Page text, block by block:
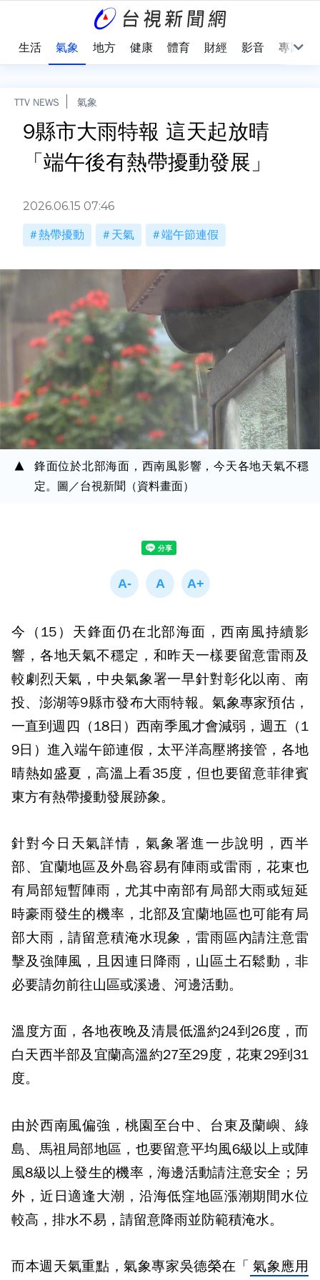
生活 氣象 地方 健康 體育 財經 影音 專題
TTV NEWS 氣象
9縣市大雨特報 這天起放晴
「端午後有熱帶擾動發展」
2026.06.15 07:46
熱帶擾動 天氣 端午節連假
鋒面位於北部海面，西南風影響，今天各地天氣不穩
定。圖／台視新聞（資料畫面）
今（15）天鋒面仍在北部海面，西南風持續影
響，各地天氣不穩定，和昨天一樣要留意雷雨及
較劇烈天氣，中央氣象署一早針對彰化以南、南
投、澎湖等9縣市發布大雨特報。氣象專家預估，
一直到週四（18日）西南季風才會減弱，週五（1
9日）進入端午節連假，太平洋高壓將接管，各地
晴熱如盛夏，高溫上看35度，但也要留意菲律賓
東方有熱帶擾動發展跡象。
針對今日天氣詳情，氣象署進一步說明，西半
部、宜蘭地區及外島容易有陣雨或雷雨，花東也
有局部短暫陣雨，尤其中南部有局部大雨或短延
時豪雨發生的機率，北部及宜蘭地區也可能有局
部大雨，請留意積淹水現象，雷雨區內請注意雷
擊及強陣風，且因連日降雨，山區土石鬆動，非
必要請勿前往山區或溪邊、河邊活動。
溫度方面，各地夜晚及清晨低溫約24到26度，而
白天西半部及宜蘭高溫約27至29度，花東29到31
度。
由於西南風偏強，桃園至台中、台東及蘭嶼、綠
島、馬祖局部地區，也要留意平均風6級以上或陣
風8級以上發生的機率，海邊活動請注意安全；另
外，近日適逢大潮，沿海低窪地區漲潮期間水位
較高，排水不易，請留意降雨並防範積淹水。
而本週天氣重點，氣象專家吳德榮在「 氣象應用